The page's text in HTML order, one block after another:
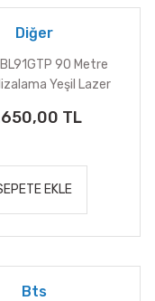
Diğer
90 Metre
Yeşil Lazer
TL
EKLE
Bts